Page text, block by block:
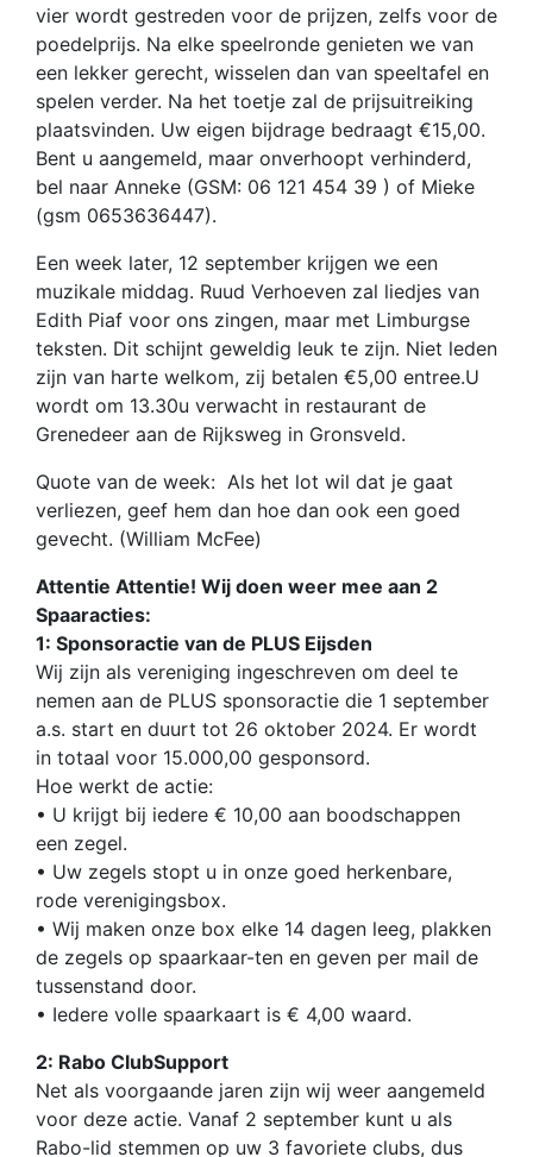
vier wordt gestreden voor de prijzen, zelfs voor de
poedelprijs. Na elke speelronde genieten we van
een lekker gerecht, wisselen dan van speeltafel en
spelen verder. Na het toetje zal de prijsuitreiking
plaatsvinden. Uw eigen bijdrage bedraagt €15,00.
Bent u aangemeld, maar onverhoopt verhinderd,
bel naar Anneke (GSM: 06 121 454 39 ) of Mieke
(gsm 0653636447).
Een week later, 12 september krijgen we een
muzikale middag. Ruud Verhoeven zal liedjes van
Edith Piaf voor ons zingen, maar met Limburgse
teksten. Dit schijnt geweldig leuk te zijn. Niet leden
zijn van harte welkom, zij betalen €5,00 entree.U
wordt om 13.30u verwacht in restaurant de
Grenedeer aan de Rijksweg in Gronsveld.
Quote van de week: Als het lot wil dat je gaat
verliezen, geef hem dan hoe dan ook een goed
gevecht. (William McFee)
Attentie Attentie! Wij doen weer mee aan 2
Spaaracties:
1: Sponsoractie van de PLUS Eijsden
Wij zijn als vereniging ingeschreven om deel te
nemen aan de PLUS sponsoractie die 1 september
a.s. start en duurt tot 26 oktober 2024. Er wordt
in totaal voor 15.000,00 gesponsord.
Hoe werkt de actie:
• U krijgt bij iedere € 10,00 aan boodschappen
een zegel.
• Uw zegels stopt u in onze goed herkenbare,
rode verenigingsbox.
• Wij maken onze box elke 14 dagen leeg, plakken
de zegels op spaarkaar-ten en geven per mail de
tussenstand door.
• Iedere volle spaarkaart is € 4,00 waard.
2: Rabo ClubSupport
Net als voorgaande jaren zijn wij weer aangemeld
voor deze actie. Vanaf 2 september kunt u als
Rabo-lid stemmen op uw 3 favoriete clubs, dus